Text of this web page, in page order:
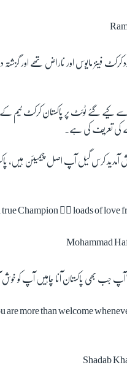
کرکٹ فینز مایوس اور ناراض تھے اور
کیے گئے ٹوئٹ پر پاکستان کرکٹ ٹیم کے
کی تعریف کی ہے۔
'' خوش آمدید کرس گیل آپ اصل چیمیئن
Champion 👍🏼 loads of love
جب بھی پاکستان آنا چاہیں آپ کو خوش
are more than welcome